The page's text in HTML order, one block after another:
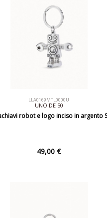
LLA0169MTL0000U
UNO DE 50
robot e logo inciso in argento
49,00 €